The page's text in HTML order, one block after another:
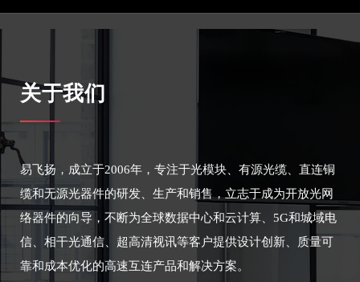
关于我们
易飞扬，成立于2006年，专注于光模块、有源光缆、直连铜
缆和无源光器件的研发、生产和销售，立志于成为开放光网
络器件的向导，不断为全球数据中心和云计算、5G和城域电
信、相干光通信、超高清视讯等客户提供设计创新、质量可
靠和成本优化的高速互连产品和解决方案。